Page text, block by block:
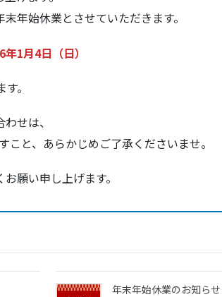
年始休業とさせていただきます。
1月4日（日）
。
せは、
と、あらかじめご了承くださいませ。
願い申し上げます。
年末年始休業のお知らせ